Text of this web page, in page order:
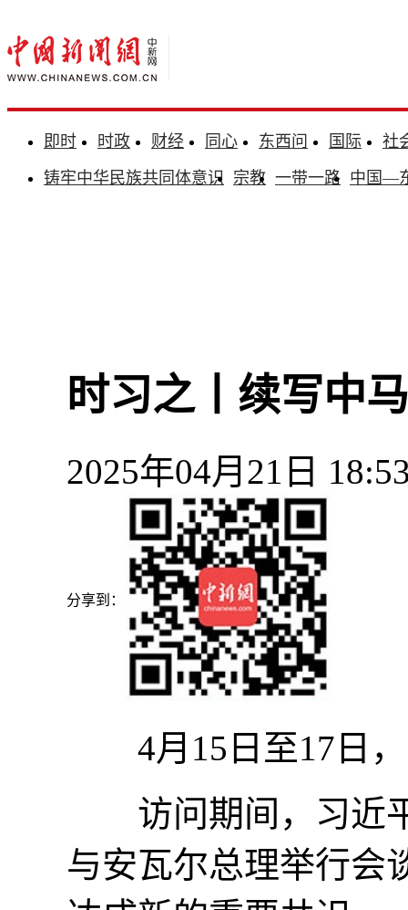
即时 时政 财经 同心 东西问 国际
社
铸牢中华民族共同体意识 宗教 一带一路 中国—
时习之丨续写中
2025年04月21日
分享到：
4月15日至17日，
访问期间，习近平
与安瓦尔总理举行会